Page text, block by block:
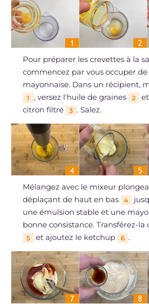
Pour préparer les crevettes à la
commencez par vous occuper de
mayonnaise. Dans un récipient,
1 , versez l'huile de graines 2
citron filtré
3 . Salez.
Mélangez avec le mixeur
déplaçant de haut en bas
4
une émulsion stable et une
bonne consistance. Transférez-la
5 et ajoutez le ketchup 6 .